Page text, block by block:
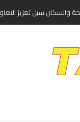
والسكان سبل تعزيز